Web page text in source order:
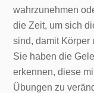
wahrzunehmen
die Zeit, um sich
sind, damit Körper
Sie haben die
erkennen, diese
Übungen zu